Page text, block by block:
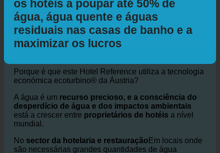
Energia: Como o ecoturbino® ajuda
os hotéis a poupar até 50% de
água, água quente e águas
maximizar os lucros
Porque é que este Hotel Reference utiliza a tecnologia
económica ecoturbino® da Áustria?
A água é um
recurso precioso, e a consciência do
está a crescer entreproprietários de hotéisa nível
mundial.